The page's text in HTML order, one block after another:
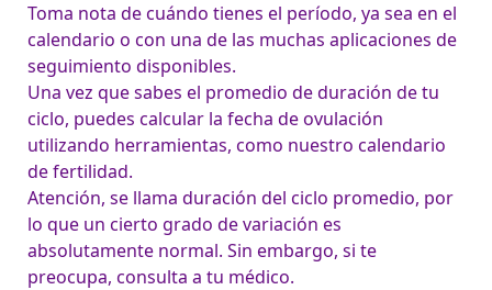
Toma nota de cuándo tienes el período, ya sea en el
calendario o con una de las muchas aplicaciones de
seguimiento disponibles.
Una vez que sabes el promedio de duración de tu
ciclo, puedes calcular la fecha de ovulación
utilizando herramientas, como nuestro calendario
de fertilidad.
Atención, se llama duración del ciclo promedio, por
lo que un cierto grado de variación es
absolutamente normal. Sin embargo, si te
preocupa, consulta a tu médico.